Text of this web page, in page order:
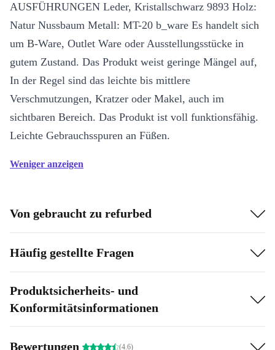
AUSFÜHRUNGEN Leder, Kristallschwarz 9893 Holz:
Natur Nussbaum Metall: MT-20 b_ware Es handelt sich
um B-Ware, Outlet Ware oder Ausstellungsstücke in
gutem Zustand. Das Produkt weist geringe Mängel auf,
In der Regel sind das leichte bis mittlere
Verschmutzungen, Kratzer oder Makel, auch im
sichtbaren Bereich. Das Produkt ist voll funktionsfähig.
Leichte Gebrauchsspuren an Füßen.
Weniger anzeigen
Von gebraucht zu refurbed
Häufig gestellte Fragen
Produktsicherheits- und
Konformitätsinformationen
Bewertungen (4.6)